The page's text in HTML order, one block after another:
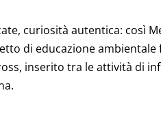
curiosità autentica: così
di educazione
inserito tra le attività di